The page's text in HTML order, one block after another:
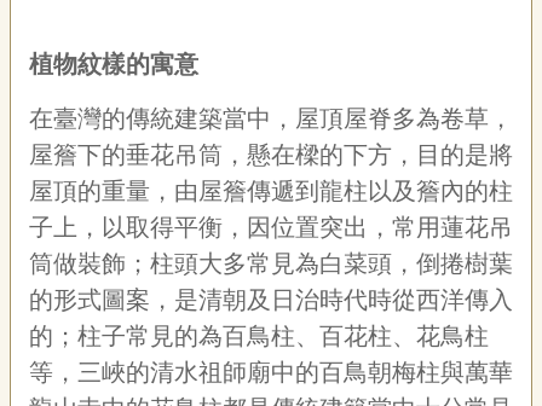
R
S
S
植物紋樣的寓意
在臺灣的傳統建築當中，屋頂屋脊多為卷草，
屋簷下的垂花吊筒，懸在樑的下方，目的是將
屋頂的重量，由屋簷傳遞到龍柱以及簷內的柱
子上，以取得平衡，因位置突出，常用蓮花吊
筒做裝飾；柱頭大多常見為白菜頭，倒捲樹葉
的形式圖案，是清朝及日治時代時從西洋傳入
的；柱子常見的為百鳥柱、百花柱、花鳥柱
等，三峽的清水祖師廟中的百鳥朝梅柱與萬華